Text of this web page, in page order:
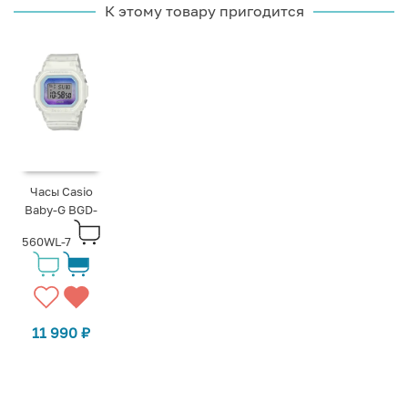
К этому товару пригодится
Часы Casio
Baby-G BGD-
560WL-7
11 990₽